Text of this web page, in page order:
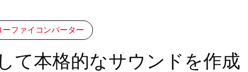
ファイコンバーター
て本格的なサウンドを作成